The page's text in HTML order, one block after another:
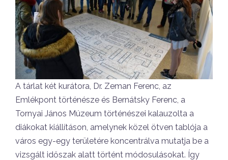
A tárlat két kurátora, Dr. Zeman Ferenc, az
Emlékpont történésze és Bernátsky Ferenc, a
Tornyai János Múzeum történészei kalauzolta a
diákokat kiállításon, amelynek közel ötven tablója a
város egy-egy területére koncentrálva mutatja be a
vizsgált időszak alatt történt módosulásokat. Így